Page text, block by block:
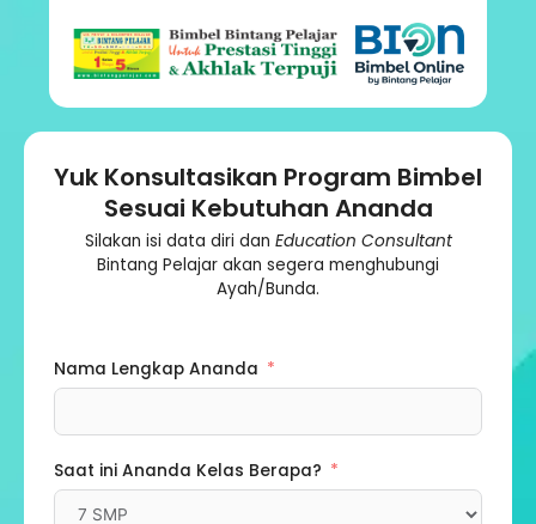
Yuk Konsultasikan Program Bimbel
Sesuai Kebutuhan Ananda
Silakan isi data diri dan Education Consultant
Bintang Pelajar akan segera menghubungi
Ayah/Bunda.
Nama Lengkap Ananda
Saat ini Ananda Kelas Berapa?